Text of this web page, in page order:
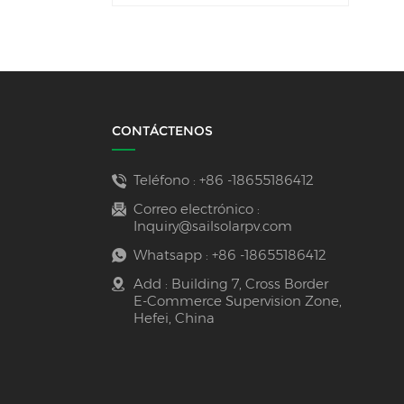
CONTÁCTENOS
Teléfono : +86 -18655186412
Correo electrónico :
Inquiry@sailsolarpv.com
Whatsapp : +86 -18655186412
Add : Building 7, Cross Border
E-Commerce Supervision Zone,
Hefei, China